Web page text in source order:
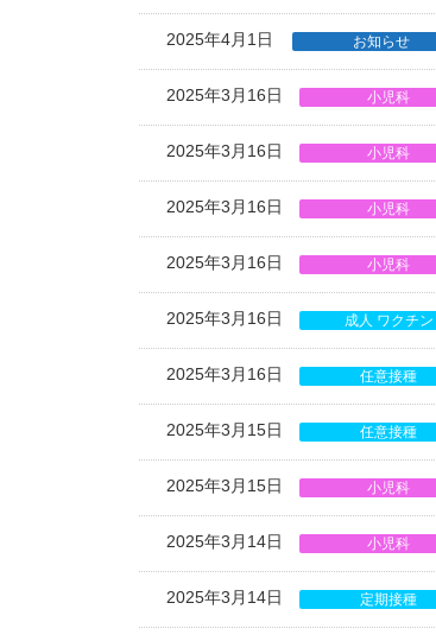
2025年4月1日 お知らせ
2025年3月16日 小児科
2025年3月16日 小児科
2025年3月16日 小児科
2025年3月16日 小児科
2025年3月16日 成人 ワクチン
2025年3月16日 任意接種
2025年3月15日 任意接種
2025年3月15日 小児科
2025年3月14日 小児科
2025年3月14日 定期接種